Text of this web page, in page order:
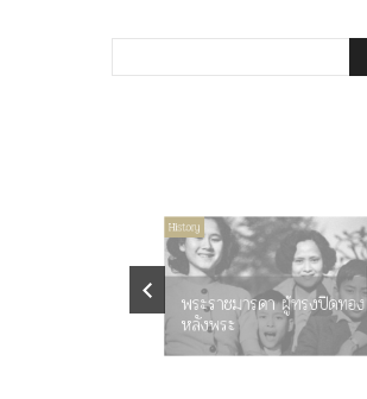
History
พระราชมารดา ผู้ทรงปิดท
หลังพระ